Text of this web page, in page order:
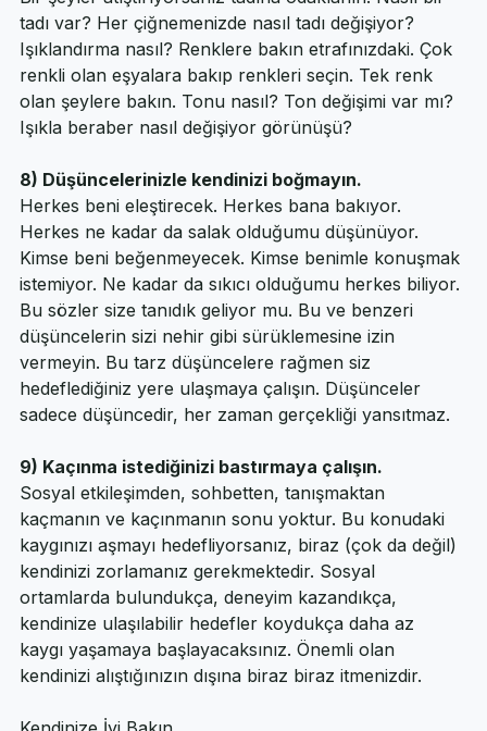
inceleyin. Zaman ilerledikçe nasıl değiştiklerine bakın.
Bir şeyler atıştırıyorsanız tadına odaklanın. Nasıl bir
tadı var? Her çiğnemenizde nasıl tadı değişiyor?
Işıklandırma nasıl? Renklere bakın etrafınızdaki. Çok
renkli olan eşyalara bakıp renkleri seçin. Tek renk
olan şeylere bakın. Tonu nasıl? Ton değişimi var mı?
Işıkla beraber nasıl değişiyor görünüşü?
8) Düşüncelerinizle kendinizi boğmayın.
Herkes beni eleştirecek. Herkes bana bakıyor.
Herkes ne kadar da salak olduğumu düşünüyor.
Kimse beni beğenmeyecek. Kimse benimle konuşmak
istemiyor. Ne kadar da sıkıcı olduğumu herkes biliyor.
Bu sözler size tanıdık geliyor mu. Bu ve benzeri
düşüncelerin sizi nehir gibi sürüklemesine izin
vermeyin. Bu tarz düşüncelere rağmen siz
hedeflediğiniz yere ulaşmaya çalışın. Düşünceler
sadece düşüncedir, her zaman gerçekliği yansıtmaz.
9) Kaçınma istediğinizi bastırmaya çalışın.
Sosyal etkileşimden, sohbetten, tanışmaktan
kaçmanın ve kaçınmanın sonu yoktur. Bu konudaki
kaygınızı aşmayı hedefliyorsanız, biraz (çok da değil)
kendinizi zorlamanız gerekmektedir. Sosyal
ortamlarda bulundukça, deneyim kazandıkça,
kendinize ulaşılabilir hedefler koydukça daha az
kaygı yaşamaya başlayacaksınız. Önemli olan
kendinizi alıştığınızın dışına biraz biraz itmenizdir.